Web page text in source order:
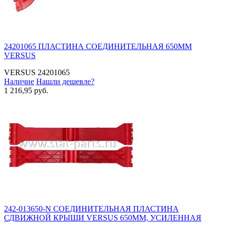
24201065 ПЛАСТИНА СОЕДИНИТЕЛЬНАЯ 650ММ
VERSUS
VERSUS 24201065
Наличие Нашли дешевле?
1 216,95 руб.
242-013650-N СОЕДИНИТЕЛЬНАЯ ПЛАСТИНА
СДВИЖНОЙ КРЫШИ VERSUS 650MM, УСИЛЕННАЯ